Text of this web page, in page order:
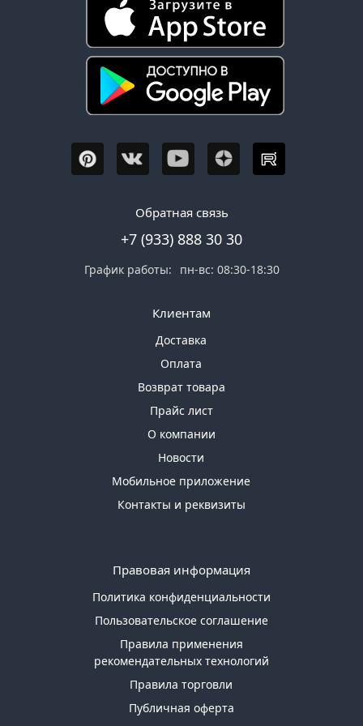
Обратная связь
+7 (933) 888 30 30
График работы: пн-вс: 08:30-18:30
Клиентам
Доставка
Оплата
Возврат товара
Прайс лист
О компании
Новости
Мобильное приложение
Контакты и реквизиты
Правовая информация
Политика конфиденциальности
Пользовательское соглашение
Правила применения
рекомендательных технологий
Правила торговли
Публичная оферта